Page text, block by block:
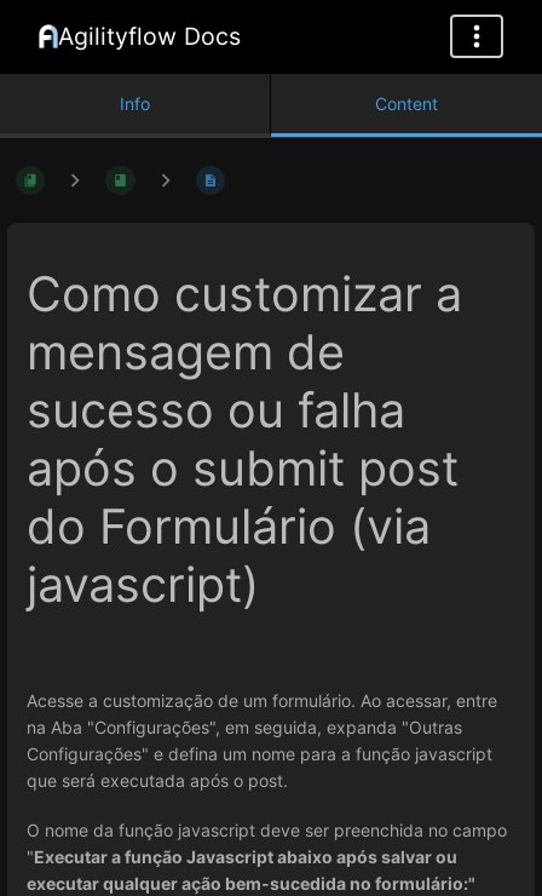
Agilityflow Docs
Info Content
Como customizar a
mensagem de
sucesso ou falha
após o submit post
do Formulário (via
javascript)
Acesse a customização de um formulário. Ao acessar, entre
na Aba "Configurações", em seguida, expanda "Outras
Configurações" e defina um nome para a função javascript
que será executada após o post.
O nome da função javascript deve ser preenchida no campo
"Executar a função Javascript abaixo após salvar ou
executar qualquer ação bem-sucedida no formulário:"